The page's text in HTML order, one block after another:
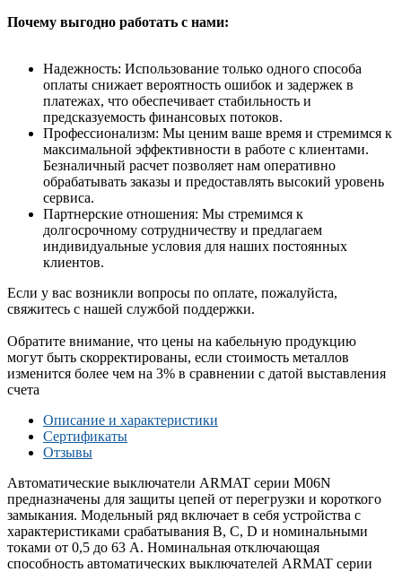
Почему выгодно работать с нами:
Надежность: Использование только одного способа
оплаты снижает вероятность ошибок и задержек в
платежах, что обеспечивает стабильность и
предсказуемость финансовых потоков.
Профессионализм: Мы ценим ваше время и стремимся к
максимальной эффективности в работе с клиентами.
Безналичный расчет позволяет нам оперативно
обрабатывать заказы и предоставлять высокий уровень
сервиса.
Партнерские отношения: Мы стремимся к
долгосрочному сотрудничеству и предлагаем
индивидуальные условия для наших постоянных
клиентов.
Если у вас возникли вопросы по оплате, пожалуйста,
свяжитесь с нашей службой поддержки.
Обратите внимание, что цены на кабельную продукцию
могут быть скорректированы, если стоимость металлов
изменится более чем на 3% в сравнении с датой выставления
счета
Описание и характеристики
Сертификаты
Отзывы
Автоматические выключатели ARMAT серии M06N
предназначены для защиты цепей от перегрузки и короткого
замыкания. Модельный ряд включает в себя устройства с
характеристиками срабатывания B, C, D и номинальными
токами от 0,5 до 63 А. Номинальная отключающая
способность автоматических выключателей ARMAT серии